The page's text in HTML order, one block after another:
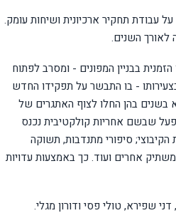
עבודת תחקיר ארכיונית ושיחות עומק.
לאורך השנים.
בנגב לאחר ה-7.10, מקבל מעטפה לדירתו הזמנית בבניין המפונים - ומסרב לפתוח
- בו התבשר על תפקידו החדש
בשנים בהן החלו לצוף האתגרים של
שבשם אחריות קולקטיבית נכנס
סיפורי מתנדבות, תשוקה
אחרים ועוד. כך באמצעות עדויות
שפירא, טולי פסי ודורון מגלי.